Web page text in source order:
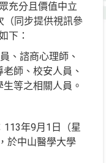
充分且價值中立
（同步提供視訊參
下：
、諮商心理師、
師、校安人員、
等之相關人員。
113年9月1日（星
於中山醫學大學